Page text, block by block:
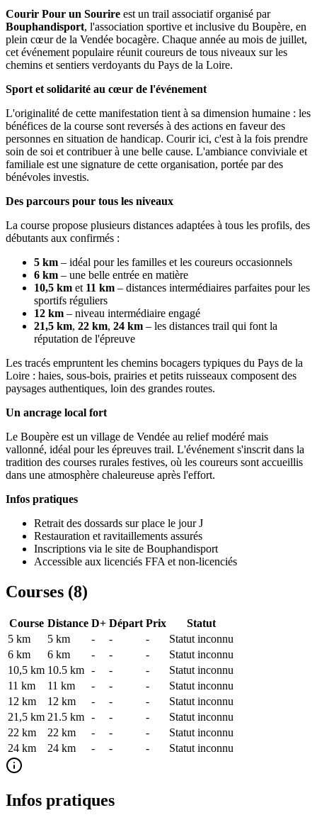
Courir Pour un Sourire est un trail associatif organisé par
Bouphandisport, l'association sportive et inclusive du Boupère, en
plein cœur de la Vendée bocagère. Chaque année au mois de juillet,
cet événement populaire réunit coureurs de tous niveaux sur les
chemins et sentiers verdoyants du Pays de la Loire.
Sport et solidarité au cœur de l'événement
L'originalité de cette manifestation tient à sa dimension humaine : les
bénéfices de la course sont reversés à des actions en faveur des
personnes en situation de handicap. Courir ici, c'est à la fois prendre
soin de soi et contribuer à une belle cause. L'ambiance conviviale et
familiale est une signature de cette organisation, portée par des
bénévoles investis.
Des parcours pour tous les niveaux
La course propose plusieurs distances adaptées à tous les profils, des
débutants aux confirmés :
5 km – idéal pour les familles et les coureurs occasionnels
6 km – une belle entrée en matière
10,5 km et 11 km – distances intermédiaires parfaites pour les
sportifs réguliers
12 km – niveau intermédiaire engagé
21,5 km, 22 km, 24 km – les distances trail qui font la
réputation de l'épreuve
Les tracés empruntent les chemins bocagers typiques du Pays de la
Loire : haies, sous-bois, prairies et petits ruisseaux composent des
paysages authentiques, loin des grandes routes.
Un ancrage local fort
Le Boupère est un village de Vendée au relief modéré mais
vallonné, idéal pour les épreuves trail. L'événement s'inscrit dans la
tradition des courses rurales festives, où les coureurs sont accueillis
dans une atmosphère chaleureuse après l'effort.
Infos pratiques
Retrait des dossards sur place le jour J
Restauration et ravitaillements assurés
Inscriptions via le site de Bouphandisport
Accessible aux licenciés FFA et non-licenciés
Courses (8)
Course Distance D+ Départ Prix
Statut
5 km
5 km - - -
Statut inconnu
6 km
6 km - - -
Statut inconnu
10,5 km 10.5 km - - -
Statut inconnu
11 km
11 km - - -
Statut inconnu
12 km
12 km - - -
Statut inconnu
21,5 km 21.5 km - - -
Statut inconnu
22 km
22 km - - -
Statut inconnu
24 km
24 km - - - Statut inconnu
Infos pratiques